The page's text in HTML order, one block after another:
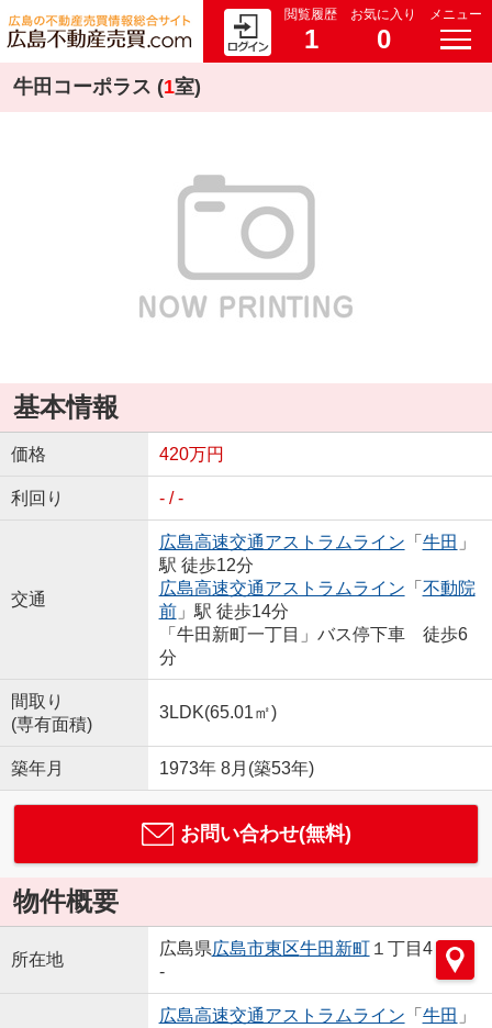
閲覧履歴
1
お気に入り
0
メニュー
牛田コーポラス (1室)
基本情報
価格 420万円
利回り - / -
交通
広島高速交通アストラムライン 「 牛田 」
駅 徒歩12分
広島高速交通アストラムライン 「 不動院
前」駅 徒歩14分
「牛田新町一丁目」バス停下車 徒歩6
分
間取り
(専有面積)
3LDK(65.01㎡)
築年月 1973年 8月(築53年)
お問い合わせ(無料)
物件概要
所在地
広島県広島市東区牛田新町１丁目4
-
広島高速交通アストラムライン 「 牛田 」